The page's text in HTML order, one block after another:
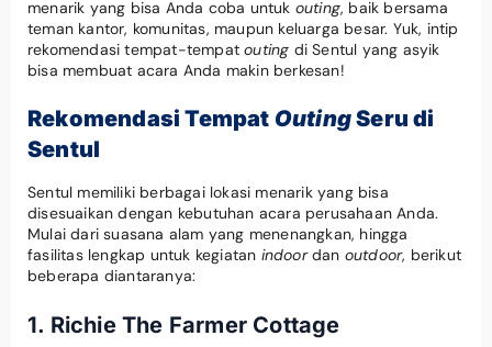
menarik yang bisa Anda coba untuk outing, baik bersama
teman kantor, komunitas, maupun keluarga besar. Yuk, intip
rekomendasi tempat-tempatouting di Sentul yang asyik
bisa membuat acara Anda makin berkesan!
RekomendasiTempat OutingSerudi
Sentul
Sentul memiliki berbagai lokasi menarik yang bisa
disesuaikan dengan kebutuhan acara perusahaan Anda.
Mulai dari suasana alam yang menenangkan, hingga
fasilitas lengkap untuk kegiatan indoordan outdoor, berikut
beberapa diantaranya:
1. Richie The Farmer Cottage